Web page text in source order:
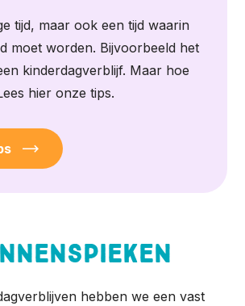
tijd, maar ook een tijd waarin
moet worden. Bijvoorbeeld het
kinderdagverblijf. Maar hoe
hier onze tips.
hebben we een vast